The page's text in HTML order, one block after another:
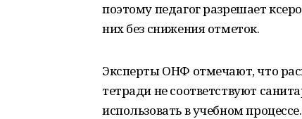
поэтому педагог разрешает
них без снижения отметок.
Эксперты ОНФ отмечают, что
тетради не соответствуют
использовать в учебном